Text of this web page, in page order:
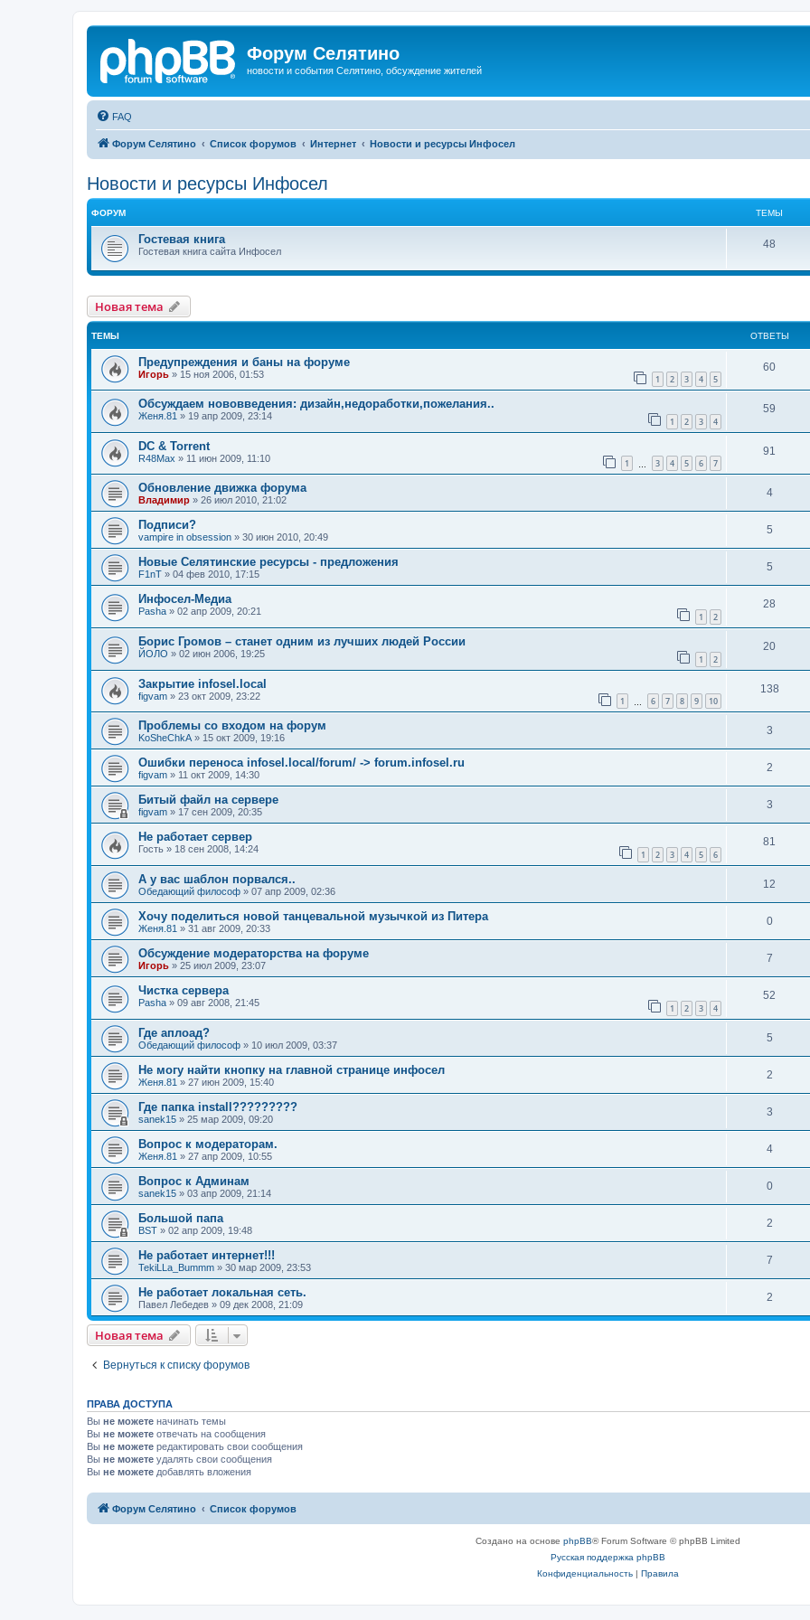
Форум Селятино
новости и события Селятино, обсуждение жителей
FAQ
Форум Селятино Список форумов Интернет Новости и ресурсы Инфосел
Новости и ресурсы Инфосел
ФОРУМ ТЕМЫ
Гостевая книга
Гостевая книга сайта Инфосел
48
Новая тема
ТЕМЫ ОТВЕТЫ
Предупреждения и баны на форуме
Игорь » 15 ноя 2006, 01:53 1 2 3 4 5
60
Обсуждаем нововведения: дизайн,недоработки,пожелания..
Женя.81 » 19 апр 2009, 23:14 1 2 3 4
59
DC & Torrent
R48Max » 11 июн 2009, 11:10 1 3 4 5 6 7
91
Обновление движка форума
Владимир » 26 июл 2010, 21:02
4
Подписи?
vampire in obsession » 30 июн 2010, 20:49
5
Новые Селятинские ресурсы - предложения
F1nT » 04 фев 2010, 17:15
5
Инфосел-Медиа
Pasha » 02 апр 2009, 20:21 1 2
28
Борис Громов – станет одним из лучших людей России
ЙОЛО » 02 июн 2006, 19:25 1 2
20
Закрытие infosel.local
figvam » 23 окт 2009, 23:22 1 6 7 8 9 10
138
Проблемы со входом на форум
KoSheChkA » 15 окт 2009, 19:16
3
Ошибки переноса infosel.local/forum/ -> forum.infosel.ru
figvam » 11 окт 2009, 14:30
2
Битый файл на сервере
figvam » 17 сен 2009, 20:35
3
Не работает сервер
Гость » 18 сен 2008, 14:24 1 2 3 4 5 6
81
А у вас шаблон порвался..
Обедающий философ » 07 апр 2009, 02:36
12
Хочу поделиться новой танцевальной музычкой из Питера
Женя.81 » 31 авг 2009, 20:33
0
Обсуждение модераторства на форуме
Игорь » 25 июл 2009, 23:07
7
Чистка сервера
Pasha » 09 авг 2008, 21:45 1 2 3 4
52
Где аплоад?
Обедающий философ » 10 июл 2009, 03:37
5
Не могу найти кнопку на главной странице инфосел
Женя.81 » 27 июн 2009, 15:40
2
Где папка install?????????
sanek15 » 25 мар 2009, 09:20
3
Вопрос к модераторам.
Женя.81 » 27 апр 2009, 10:55
4
Вопрос к Админам
sanek15 » 03 апр 2009, 21:14
0
Большой папа
BST » 02 апр 2009, 19:48
2
Не работает интернет!!!
TekiLLa_Bummm » 30 мар 2009, 23:53
7
Не работает локальная сеть.
Павел Лебедев » 09 дек 2008, 21:09
2
Новая тема
Вернуться к списку форумов
ПРАВА ДОСТУПА
Вы не можете начинать темы
Вы не можете отвечать на сообщения
Вы не можете редактировать свои сообщения
Вы не можете удалять свои сообщения
Вы не можете добавлять вложения
Форум Селятино Список форумов
Создано на основе phpBB® Forum Software © phpBB Limited
Русская поддержка phpBB
Конфиденциальность| Правила